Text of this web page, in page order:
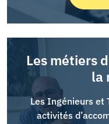
Les métiers
la
Les Ingénieurs et
activités